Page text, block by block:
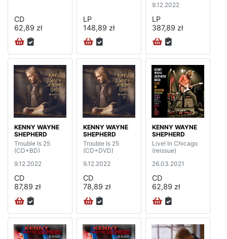
CD
62,89 zł
LP
148,89 zł
9.12.2022
LP
387,89 zł
KENNY WAYNE
SHEPHERD
Trouble Is 25
(CD+BD)
9.12.2022
CD
87,89 zł
KENNY WAYNE
SHEPHERD
Trouble Is 25
(CD+DVD)
9.12.2022
CD
78,89 zł
KENNY WAYNE
SHEPHERD
Live! In Chicago
(reissue)
26.03.2021
CD
62,89 zł